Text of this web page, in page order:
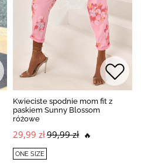
Kwieciste spodnie mom fit z
paskiem Sunny Blossom
różowe
29,99 zł99,99 zł 🔥
ONE SIZE